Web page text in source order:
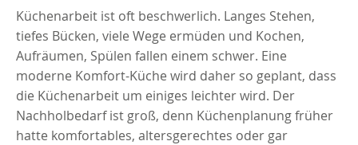
Küchenarbeit ist oft beschwerlich. Langes Stehen,
tiefes Bücken, viele Wege ermüden und Kochen,
Aufräumen, Spülen fallen einem schwer. Eine
moderne Komfort-Küche wird daher so geplant, dass
die Küchenarbeit um einiges leichter wird. Der
Nachholbedarf ist groß, denn Küchenplanung früher
hatte komfortables, altersgerechtes oder gar